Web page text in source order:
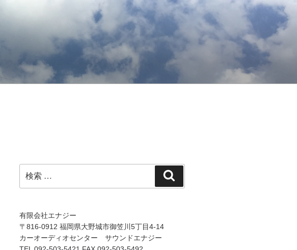
索:
索
有限会社エナジー
〒816-0912 福岡県大野城市御笠川5丁目4-14
カーオーディオセンター サウンドエナジー